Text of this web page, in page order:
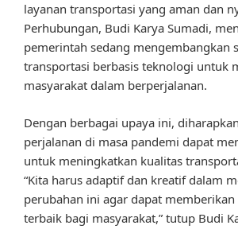
layanan transportasi yang aman dan
Perhubungan, Budi Karya Sumadi,
pemerintah sedang mengembangkan
transportasi berbasis teknologi untuk
masyarakat dalam berperjalanan.
Dengan berbagai upaya ini,
perjalanan di masa pandemi dapat
untuk meningkatkan kualitas
“Kita harus adaptif dan kreatif dalam
perubahan ini agar dapat memberikan
terbaik bagi masyarakat,” tutup Budi